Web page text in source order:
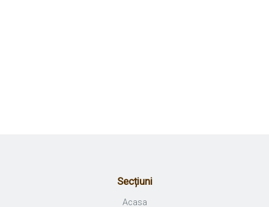
Secțiuni
Acasa